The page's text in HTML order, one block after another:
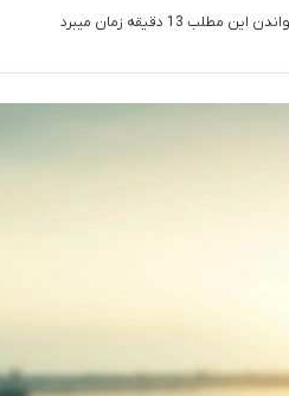
این مطلب 13 دقیقه زمان میبرد